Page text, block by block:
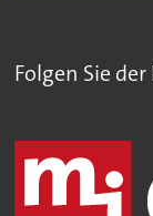
Folgen Sie der